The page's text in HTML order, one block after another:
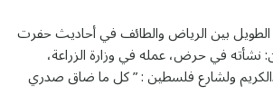
بين الرياض والطائف في أحاديث حفرت
نشأته في حرض، عمله في وزارة الزراعة،
ولشارع فلسطين : ” كل ما ضاق صدري